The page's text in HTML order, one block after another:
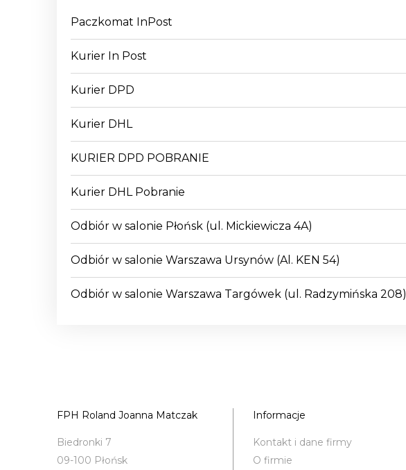
Paczkomat InPost
Kurier In Post
Kurier DPD
Kurier DHL
KURIER DPD POBRANIE
Kurier DHL Pobranie
Odbiór w salonie Płońsk (ul. Mickiewicza 4A)
Odbiór w salonie Warszawa Ursynów (Al. KEN 54)
Odbiór w salonie Warszawa Targówek (ul. Radzymińska 208)
FPH Roland Joanna Matczak
Biedronki 7
09-100 Płońsk
Informacje
Kontakt i dane firmy
O firmie